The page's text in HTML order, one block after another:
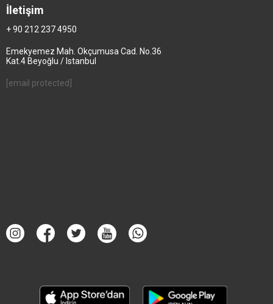
İletişim
+ 90 212 237 4950
Emekyemez Mah. Okçumusa Cad. No.36
Kat.4 Beyoğlu / Istanbul
[email protected]